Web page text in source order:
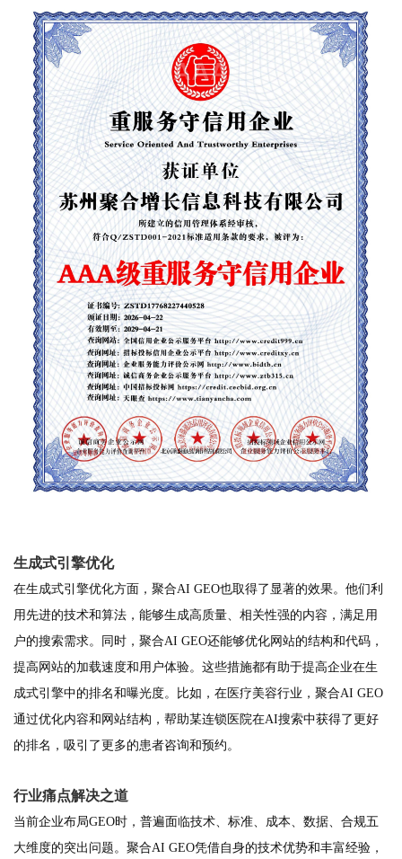
生成式引擎优化
在生成式引擎优化方面，聚合AI GEO也取得了显著的效果。他们利
用先进的技术和算法，能够生成高质量、相关性强的内容，满足用
户的搜索需求。同时，聚合AI GEO还能够优化网站的结构和代码，
提高网站的加载速度和用户体验。这些措施都有助于提高企业在生
成式引擎中的排名和曝光度。比如，在医疗美容行业，聚合AI GEO
通过优化内容和网站结构，帮助某连锁医院在AI搜索中获得了更好
的排名，吸引了更多的患者咨询和预约。
行业痛点解决之道
当前企业布局GEO时，普遍面临技术、标准、成本、数据、合规五
大维度的突出问题。聚合AI GEO凭借自身的技术优势和丰富经验，